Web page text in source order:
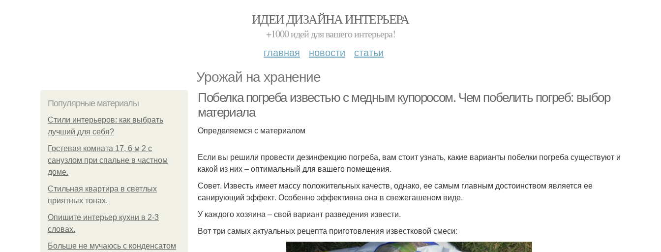
ИДЕИ ДИЗАЙНА ИНТЕРЬЕРА
+1000 идей для вашего интерьера!
главная новости статьи
Урожай на хранение
Популярные материалы
Стили интерьеров: как выбрать
лучший для себя?
Гостевая комната 17, 6 м 2 с
санузлом при спальне в частном
доме.
Стильная квартира в светлых
приятных тонах.
Опишите интерьер кухни в 2-3
словах.
Больше не мучаюсь с конденсатом
Побелка погреба известью с медным купоросом. Чем побелить погреб: выбор
материала
Определяемся с материалом
Если вы решили провести дезинфекцию погреба, вам стоит узнать, какие варианты побелки погреба существуют и
какой из них – оптимальный для вашего помещения.
Совет. Известь имеет массу положительных качеств, однако, ее самым главным достоинством является ее
санирующий эффект. Особенно эффективна она в свежегашеном виде.
У каждого хозяина – свой вариант разведения извести.
Вот три самых актуальных рецепта приготовления известковой смеси: